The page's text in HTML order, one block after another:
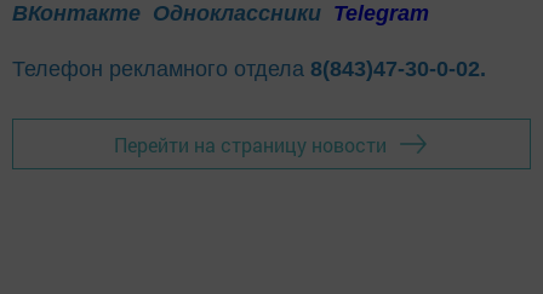
ВКонтакте Одноклассники Telegram
Телефон рекламного отдела 8(843)47-30-0-02.
Перейти на страницу новости